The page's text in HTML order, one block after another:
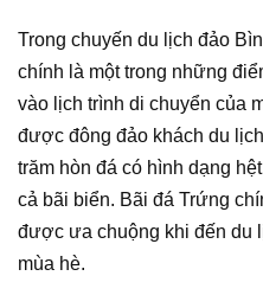
Trong chuyến du lịch đảo
chính là một trong những
vào lịch trình di chuyển của
được đông đảo khách du
trăm hòn đá có hình dạng
cả bãi biển. Bãi đá Trứng
được ưa chuộng khi đến du
mùa hè.